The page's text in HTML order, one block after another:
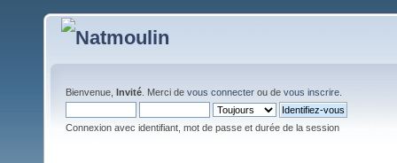
Bienvenue, Invité . Merci de vous connecter ou de vous inscrire
Connexion avec identifiant, mot de passe et durée de la session